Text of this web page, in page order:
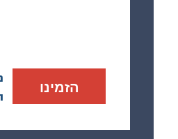
הזמינו